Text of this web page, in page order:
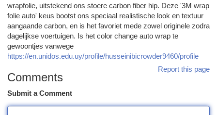
wrapfolie, uitstekend ons stoere carbon fiber hip. Deze '3M wrap
folie auto' keus bootst ons speciaal realistische look en textuur
aangaande carbon, en is het favoriet mede zowel originele zodra
dagelijkse voertuigen. Is het color change auto wrap te
gewoontjes vanwege
https://en.unidos.edu.uy/profile/husseinibicrowder9460/profile
Report this page
Comments
Submit a Comment